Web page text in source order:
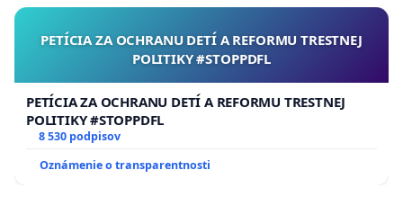
PETÍCIA ZA OCHRANU DETÍ A REFORMU TRESTNEJ
POLITIKY #STOPPDFL
PETÍCIA ZA OCHRANU DETÍ A REFORMU TRESTNEJ
POLITIKY #STOPPDFL
8 530 podpisov
Oznámenie o transparentnosti